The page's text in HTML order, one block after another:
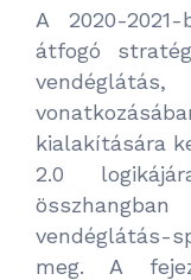
A 2020-
átfogó
kialakítására
2.0
vendéglátás-
meg. A